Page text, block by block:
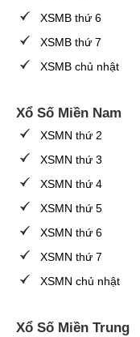
XSMB thứ 6
XSMB thứ 7
XSMB chủ nhật
Xổ Số Miền Nam
XSMN thứ 2
XSMN thứ 3
XSMN thứ 4
XSMN thứ 5
XSMN thứ 6
XSMN thứ 7
XSMN chủ nhật
Xổ Số Miền Trung